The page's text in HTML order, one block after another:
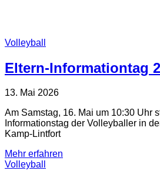
Volleyball
Eltern-Informationtag
13. Mai 2026
Am Samstag, 16. Mai um 10:30 Uhr
Informationstag der Volleyballer in
Kamp-Lintfort
Mehr erfahren
Volleyball